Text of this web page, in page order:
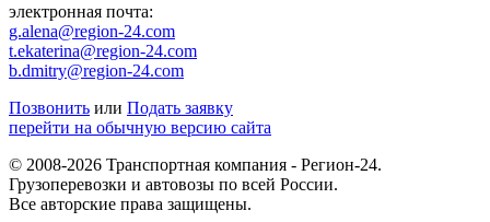
электронная почта:
g.alena@region-24.com
t.ekaterina@region-24.com
b.dmitry@region-24.com
Позвонить или Подать заявку
перейти на обычную версию сайта
© 2008-2026 Транспортная компания - Регион-24.
Грузоперевозки и автовозы по всей России.
Все авторские права защищены.